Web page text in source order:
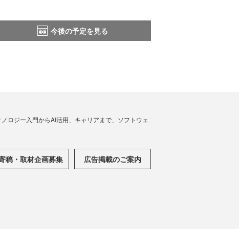
今後の予定を見る
ロジー入門からAI活用、キャリアまで、ソフトウェ
稿・取材企画募集 広告掲載のご案内